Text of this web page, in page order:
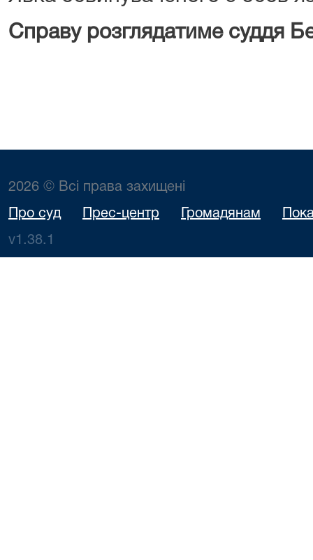
Справу розглядатиме суддя
2026 © Всі права захищені
Про суд Прес-центр Громадянам
v1.38.1